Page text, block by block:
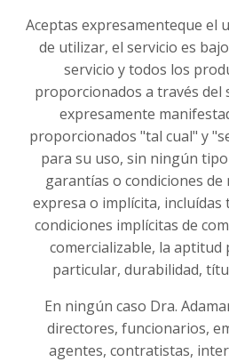
Aceptas expresamenteque el
de utilizar, el servicio es
servicio y todos los
proporcionados a través del
expresamente
proporcionados "tal cual" y
para su uso, sin ningún
garantías o condiciones
expresa o implícita, incluídas
condiciones implícitas de
comercializable, la
particular, durabilidad,
En ningún caso Dra.
directores, funcionarios,
agentes, contratistas,